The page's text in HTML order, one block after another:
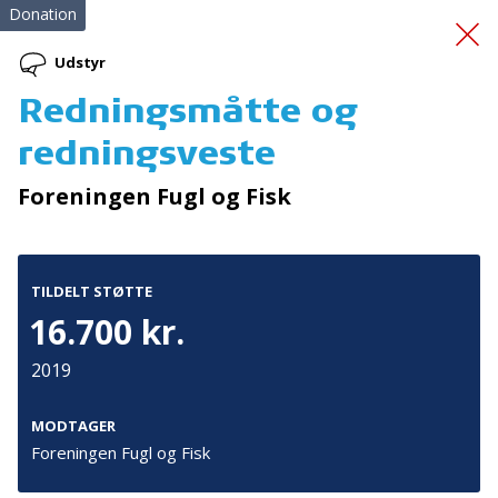
Udvikling
Beredskabsdrone
Donation
Udstyr
Redningsmåtte og
redningsveste
Foreningen Fugl og Fisk
TILDELT STØTTE
16.700 kr.
2019
MODTAGER
Foreningen Fugl og Fisk
Tilmeld nyhedsbrev
De seneste nyheder om TrygFondens og TryghedsGruppens
aktiviteter direkte i din indbakke.